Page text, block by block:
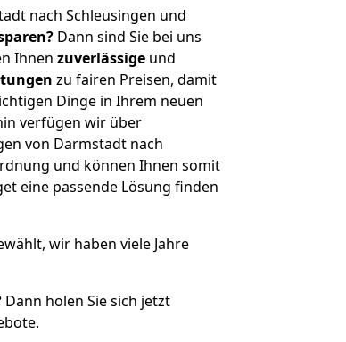
nach Schleusingen und
Dann sind Sie bei uns
Ihnen zuverlässige und
zu fairen Preisen, damit
Dinge in Ihrem neuen
verfügen wir über
von Darmstadt nach
und können Ihnen somit
eine passende Lösung finden
wir haben viele Jahre
Dann holen Sie sich jetzt